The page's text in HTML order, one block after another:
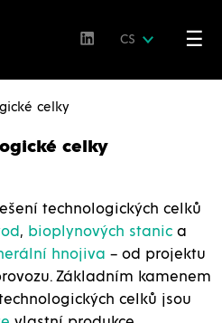
CS ☰
celky
celky
technologických celků
, bioplynových stanic a
hnojiva – od projektu
Základním kamenem
celků jsou